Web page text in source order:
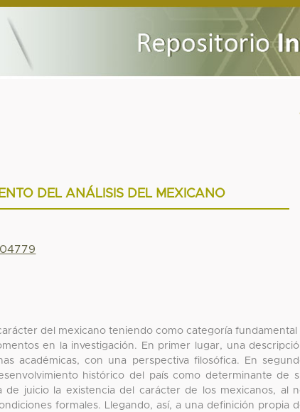
DEL ANÁLISIS DEL MEXICANO
del mexicano teniendo como categoría fundamental
en la investigación. En primer lugar, una
académicas, con una perspectiva filosófica. En
histórico del país como determinante de
juicio la existencia del carácter de los mexicanos, al
formales. Llegando, así, a una definición propia